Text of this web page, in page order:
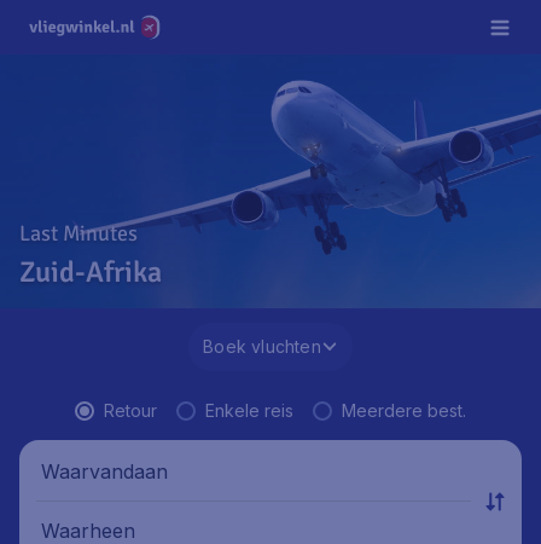
Last Minutes
Zuid-Afrika
Boek vluchten
Retour Enkele reis Meerdere best.
Waarvandaan
Waarheen